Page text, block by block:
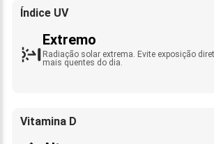
Índice UV
Extremo
Radiação solar extrema. Evite exposição
mais quentes do dia.
Vitamina D